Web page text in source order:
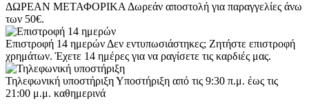
ΔΩΡΕΑΝ ΜΕΤΑΦΟΡΙΚΑ Δωρεάν αποστολή για παραγγελίες άνω
των 50€.
Επιστροφή 14 ημερών Δεν εντυπωσιάστηκες; Ζητήστε επιστροφή
χρημάτων. Έχετε 14 ημέρες για να ραγίσετε τις καρδιές μας.
Τηλεφωνική υποστήριξηΥποστήριξη από τις 9:30 π.μ. έως τις
21:00 μ.μ. καθημερινά